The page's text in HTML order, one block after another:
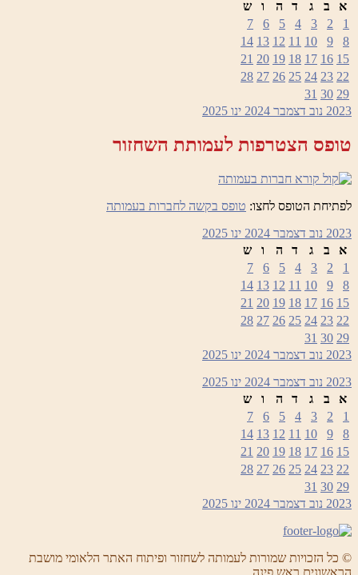
א
ב ג ד ה ו
ש
1
2
3
4
5
6
7
8
9
10
11
12
13
14
15
16
17
18
19
20
21
22
23
24
25
26
27
28
29
30
31
2023 נוב דצמבר 2024 ינו 2025
טופס הצטרפות לעמותת השחזור
לפתיחת הטופס לחצו: טופס בקשה לחברות בעמותה
2023 נוב דצמבר 2024 ינו 2025
א
ב ג ד ה ו
ש
1
2
3
4
5
6
7
8
9
10
11
12
13
14
15
16
17
18
19
20
21
22
23
24
25
26
27
28
29
30
31
2023 נוב דצמבר 2024 ינו 2025
2023 נוב דצמבר 2024 ינו 2025
א
ב ג ד ה ו
ש
1
2
3
4
5
6
7
8
9
10
11
12
13
14
15
16
17
18
19
20
21
22
23
24
25
26
27
28
29
30
31
2023 נוב דצמבר 2024 ינו 2025
© כל הזכויות שמורות לעמותה לשחזור ופיתוח האתר הלאומי מושבת
הראשונים ראש פינה